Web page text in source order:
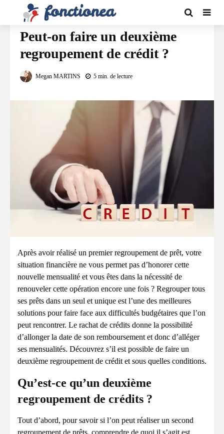
FINANCEMENT
Peut-on faire un deuxième
regroupement de crédit ?
Megan MARTINS 5 min. de lecture
Après avoir réalisé un premier regroupement de prêt, votre
situation financière ne vous permet pas d’honorer cette
nouvelle mensualité et vous êtes dans la nécessité de
renouveler cette opération encore une fois ? Regrouper tous
ses prêts dans un seul et unique est l’une des meilleures
solutions pour faire face aux difficultés budgétaires que l’on
peut rencontrer. Le rachat de crédits donne la possibilité
d’allonger la date de son remboursement et donc d’alléger
ses mensualités. Découvrez s’il est possible de faire un
deuxième regroupement de crédit et sous quelles conditions.
Qu’est-ce qu’un deuxième
regroupement de crédits ?
Tout d’abord, pour savoir si l’on peut réaliser un second